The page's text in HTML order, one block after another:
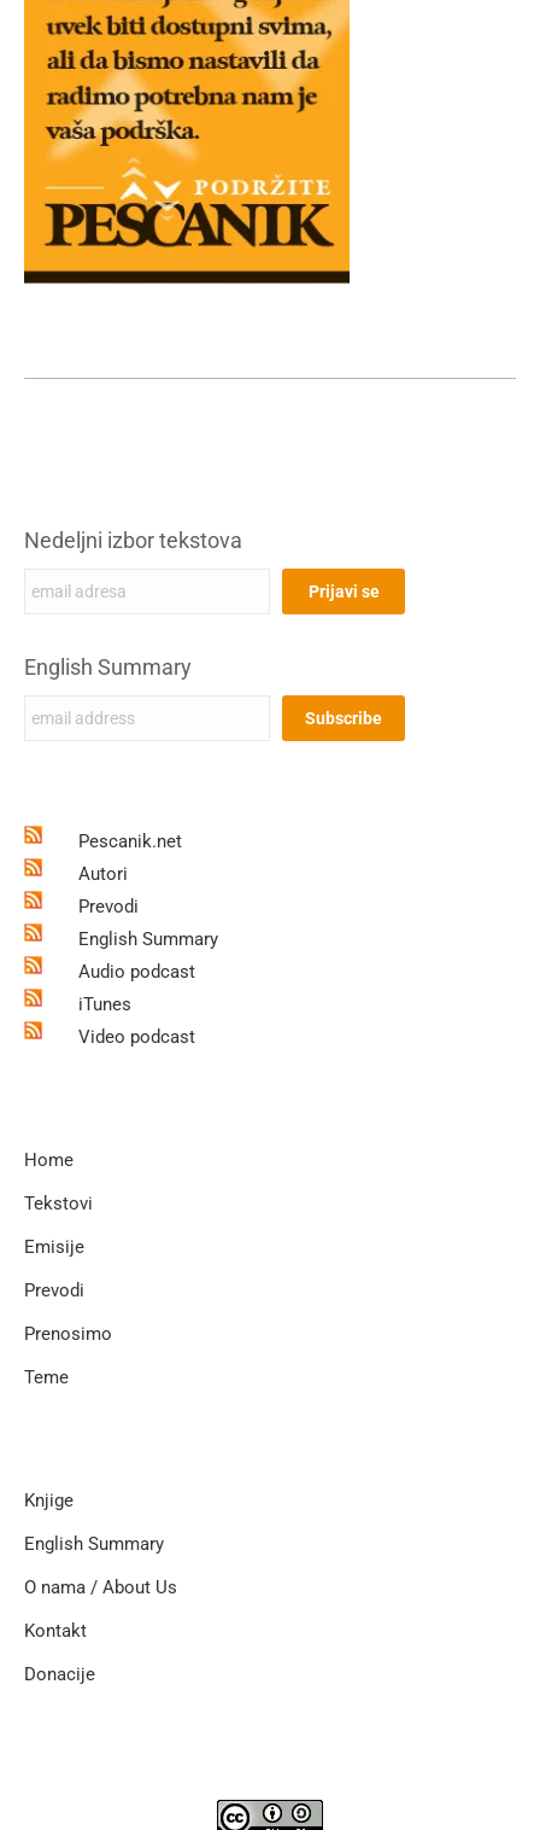
Nedeljni izbor tekstova
English Summary
Pescanik.net
Autori
Prevodi
English Summary
Audio podcast
iTunes
Video podcast
Home
Tekstovi
Emisije
Prevodi
Prenosimo
Teme
Knjige
English Summary
O nama / About Us
Kontakt
Donacije